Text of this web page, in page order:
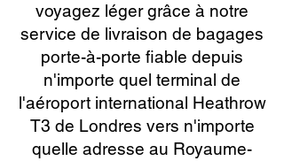
voyagez léger grâce à notre
service de livraison de bagages
porte-à-porte fiable depuis
n'importe quel terminal de
l'aéroport international Heathrow
T3 de Londres vers n'importe
quelle adresse au Royaume-